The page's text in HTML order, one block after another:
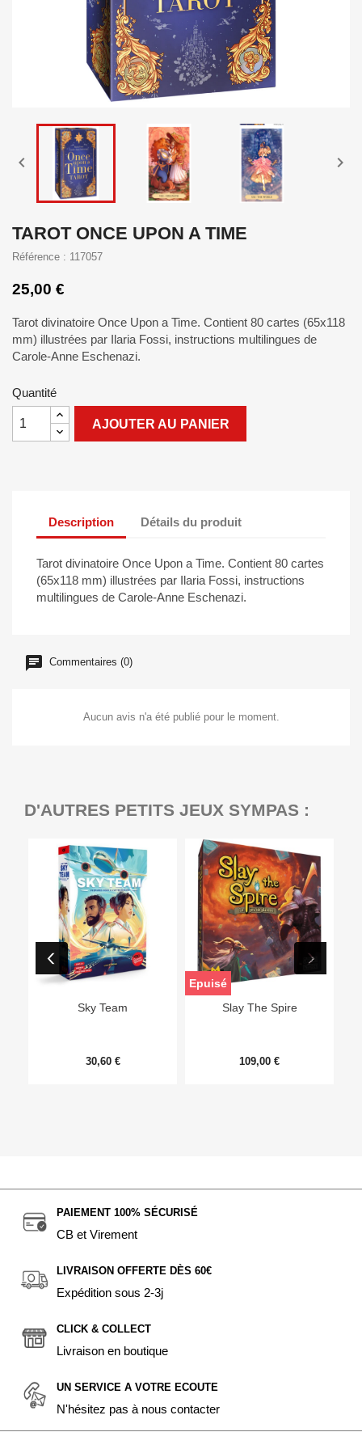
 
TAROT ONCE UPON A TIME
Référence : 117057
25,00 €
Tarot divinatoire Once Upon a Time. Contient 80 cartes (65x118
mm) illustrées par Ilaria Fossi, instructions multilingues de
Carole-Anne Eschenazi.
Quantité
AJOUTER AU PANIER
Description Détails du produit
Tarot divinatoire Once Upon a Time. Contient 80 cartes
(65x118 mm) illustrées par Ilaria Fossi, instructions
multilingues de Carole-Anne Eschenazi.
Commentaires (0)
Aucun avis n'a été publié pour le moment.
D'AUTRES PETITS JEUX SYMPAS :
Sky Team
30,60 €
Slay The Spire
109,00 €
Epuisé
PAIEMENT 100% SÉCURISÉ
CB et Virement
LIVRAISON OFFERTE DÈS 60€
Expédition sous 2-3j
CLICK & COLLECT
Livraison en boutique
UN SERVICE A VOTRE ECOUTE
N'hésitez pas à nous contacter